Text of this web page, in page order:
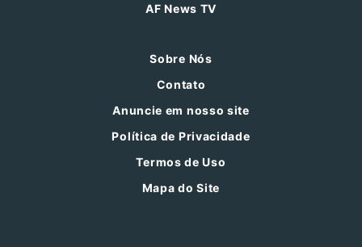
AF News TV
Sobre Nós
Contato
Anuncie em nosso site
Política de Privacidade
Termos de Uso
Mapa do Site